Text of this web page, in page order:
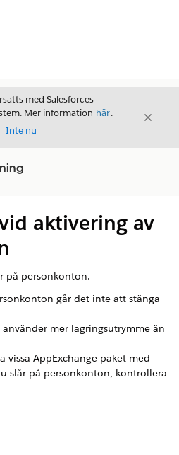
med Salesforces
Mer information här.
Inte nu
Stäng
aktivering av
på personkonton.
går det inte att stänga
mer lagringsutrymme än
vissa AppExchange paket med
slår på personkonton, kontrollera
fungerar annorlunda med
över skillnader mellan